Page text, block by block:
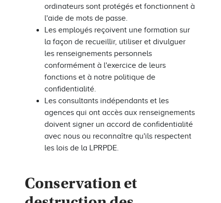
ordinateurs sont protégés et fonctionnent à
l'aide de mots de passe.
Les employés reçoivent une formation sur
la façon de recueillir, utiliser et divulguer
les renseignements personnels
conformément à l'exercice de leurs
fonctions et à notre politique de
confidentialité.
Les consultants indépendants et les
agences qui ont accès aux renseignements
doivent signer un accord de confidentialité
avec nous ou reconnaître qu'ils respectent
les lois de la LPRPDE.
Conservation et